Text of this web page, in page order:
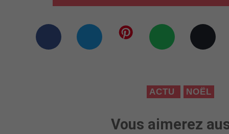
ACTU NOËL
Vous aimerez